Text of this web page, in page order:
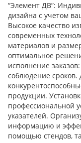
“Элемент ДВ”:
дизайна с учетом
Высокое качество
современных
материалов и
оптимальное
исполнение
соблюдение
продукции.
профессиональной
указателей.
информацию и
помощью стендов,